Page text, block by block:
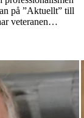
på ”Aktuellt” till
veteranen…